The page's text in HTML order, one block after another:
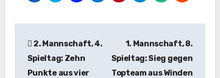
2. Mannschaft, 4.
Spieltag: Zehn
Punkte aus vier
1. Mannschaft, 8.
Spieltag: Sieg gegen
Topteam aus Winden